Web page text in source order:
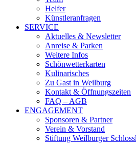
Helfer
Künstleranfragen
SERVICE
Aktuelles & Newsletter
Anreise & Parken
Weitere Infos
Schönwetterkarten
Kulinarisches
Zu Gast in Weilburg
Kontakt & Öffnungszeiten
FAQ – AGB
ENGAGEMENT
Sponsoren & Partner
Verein & Vorstand
Stiftung Weilburger